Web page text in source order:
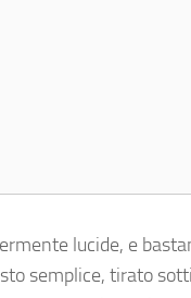
lucide, e
semplice, tirato